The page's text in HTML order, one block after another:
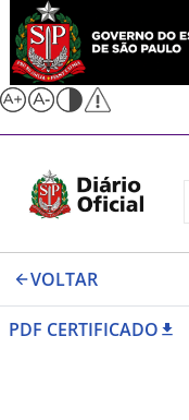
VOLTAR
PDF CERTIFICADO